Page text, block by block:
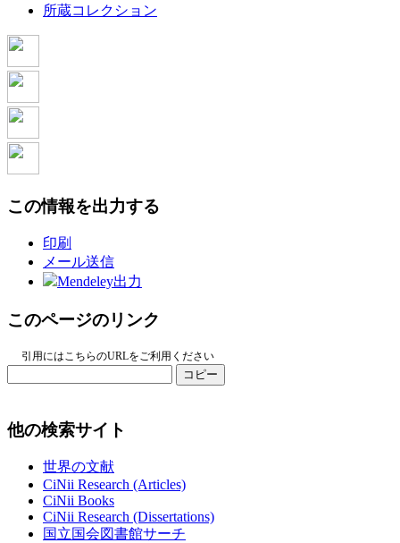
所蔵コレクション
この情報を出力する
印刷
メール送信
Mendeley出力
このページのリンク
引用にはこちらのURLをご利用ください
コピー
他の検索サイト
世界の文献
CiNii Research (Articles)
CiNii Books
CiNii Research (Dissertations)
国立国会図書館サーチ